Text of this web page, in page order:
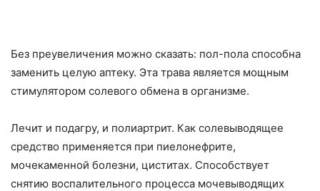
Без преувеличения можно сказать: пол-пола способна
заменить целую аптеку. Эта трава является мощным
стимулятором солевого обмена в организме.
Лечит и подагру, и полиартрит. Как солевыводящее
средство применяется при пиелонефрите,
мочекаменной болезни, циститах. Способствует
снятию воспалительного процесса мочевыводящих